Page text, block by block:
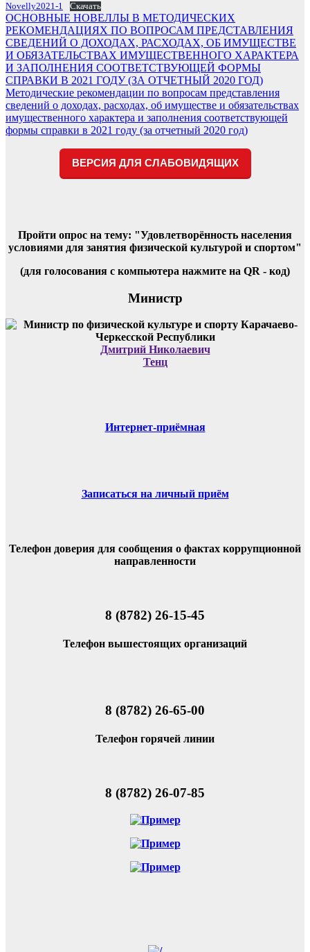
Novelly2021-1 Скачать
Навигация
по
записям
ОСНОВНЫЕ НОВЕЛЛЫ В МЕТОДИЧЕСКИХ
РЕКОМЕНДАЦИЯХ ПО ВОПРОСАМ ПРЕДСТАВЛЕНИЯ
СВЕДЕНИЙ О ДОХОДАХ, РАСХОДАХ, ОБ ИМУЩЕСТВЕ
И ОБЯЗАТЕЛЬСТВАХ ИМУЩЕСТВЕННОГО ХАРАКТЕРА
И ЗАПОЛНЕНИЯ СООТВЕТСТВУЮЩЕЙ ФОРМЫ
СПРАВКИ В 2021 ГОДУ (ЗА ОТЧЕТНЫЙ 2020 ГОД)
Методические рекомендации по вопросам представления
сведений о доходах, расходах, об имуществе и обязательствах
имущественного характера и заполнения соответствующей
формы справки в 2021 году (за отчетный 2020 год)
ВЕРСИЯ ДЛЯ СЛАБОВИДЯЩИХ
Пройти опрос на тему: "Удовлетворённость населения
условиями для занятия физической культурой и спортом"
(для голосования с компьютера нажмите на QR - код)
Министр
Дмитрий Николаевич
Тенц
Интернет-приёмная
Записаться на личный приём
Телефон доверия для сообщения о фактах коррупционной
направленности
8 (8782) 26-15-45
Телефон вышестоящих организаций
8 (8782) 26-65-00
Телефон горячей линии
8 (8782) 26-07-85